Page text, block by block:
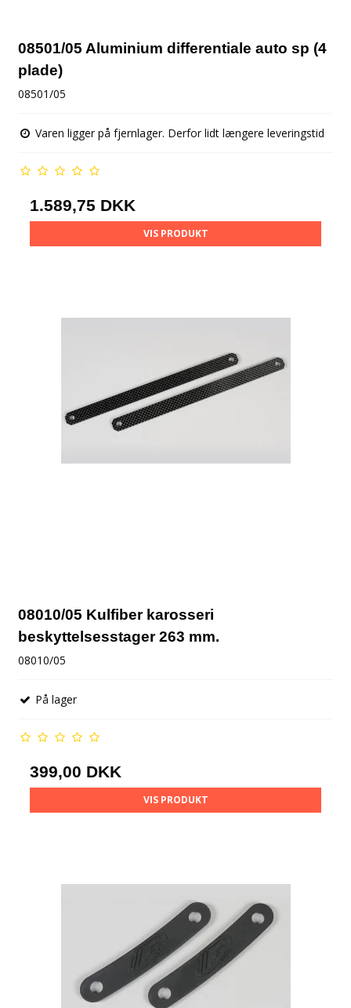
08501/05 Aluminium differentiale auto sp (4
plade)
08501/05
Varen ligger på fjernlager. Derfor lidt længere leveringstid
1.589,75 DKK
VIS PRODUKT
08010/05 Kulfiber karosseri
beskyttelsesstager 263 mm.
08010/05
På lager
399,00 DKK
VIS PRODUKT